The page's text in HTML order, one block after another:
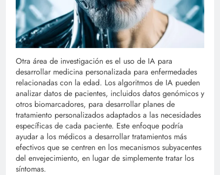
Otra área de investigación es el uso de IA para
desarrollar medicina personalizada para enfermedades
relacionadas con la edad. Los algoritmos de IA pueden
analizar datos de pacientes, incluidos datos genómicos y
otros biomarcadores, para desarrollar planes de
tratamiento personalizados adaptados a las necesidades
específicas de cada paciente. Este enfoque podría
ayudar a los médicos a desarrollar tratamientos más
efectivos que se centren en los mecanismos subyacentes
del envejecimiento, en lugar de simplemente tratar los
síntomas.